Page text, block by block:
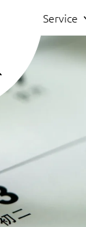
Service